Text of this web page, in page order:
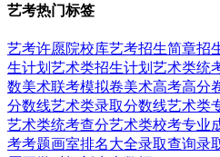
艺考热门标签
艺考许愿院校库艺考招生简章招
生计划 艺术类招生计划 艺术类统
数美术联考模拟卷美术高考高分
分数线艺术类录取分数线艺术类
艺术类统考查分艺术类校考专业
考考题画室排名大全录取查询录